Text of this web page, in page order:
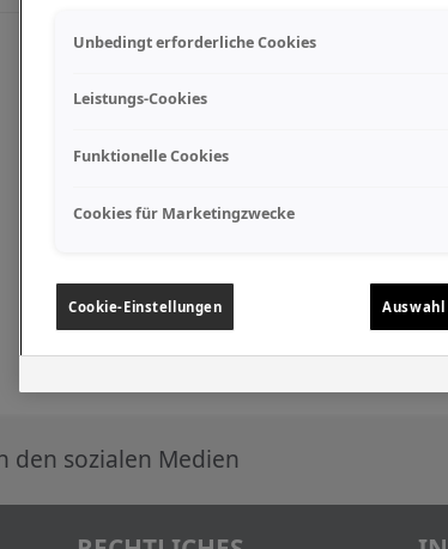
den sozialen Medien
Unbedingt erforderliche Cookies
Leistungs-Cookies
Funktionelle Cookies
Cookies für Marketingzwecke
Cookie-Einstellungen